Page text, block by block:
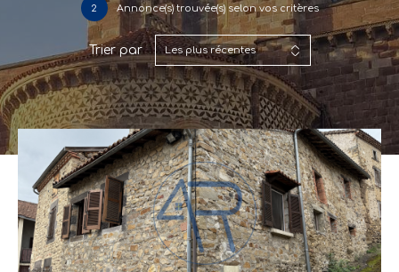
2 Annonce(s) trouvée(s) selon vos critères
Trier par Les plus récentes